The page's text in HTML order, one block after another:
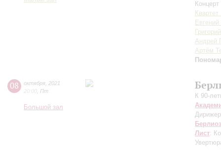
Андрей
Артём
08 октября 2021
20:00 Пт
Большой зал
К 90-
Берлиоз
Лист: